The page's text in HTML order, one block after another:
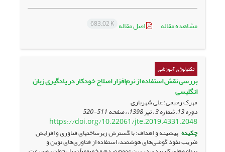
مشاهده مقاله اصل مقاله 683.02 K
تکنولوژی آموزشی
بررسی نقش استفاده از نرم‌افزار اصلاح خودکار در یادگیری زبان
انگلیسی
مهرک رحیمی؛ علی شهریاری
دوره 13، شماره 3 ، تیر 1398، ، صفحه 511-520
https://doi.org/10.22061/jte.2019.4331.2048
چکیده پیشینه و اهداف: با گسترش زیرساخت­های فناوری و افزایش
ضریب نفوذ گوشی‌های هوشمند، استفاده از فناوری‌های نوین و